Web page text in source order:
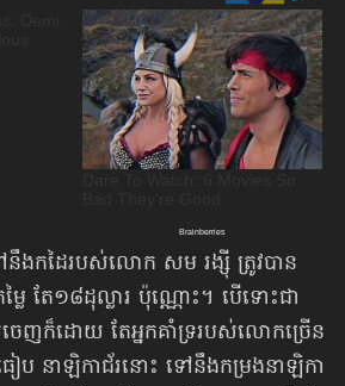
ងកដៃរបស់លោក សម រង្ស៊ី ត្រូវបាន
ៃ តែ១៨ដុល្លារ ប៉ុណ្ណោះ។ បើទោះជា
ញក៏ដោយ តែអ្នកគាំទ្ររបស់លោកច្រើន
ធៀប នាឡិកាជ័រនោះ ទៅនឹងកម្រងនាឡិកា